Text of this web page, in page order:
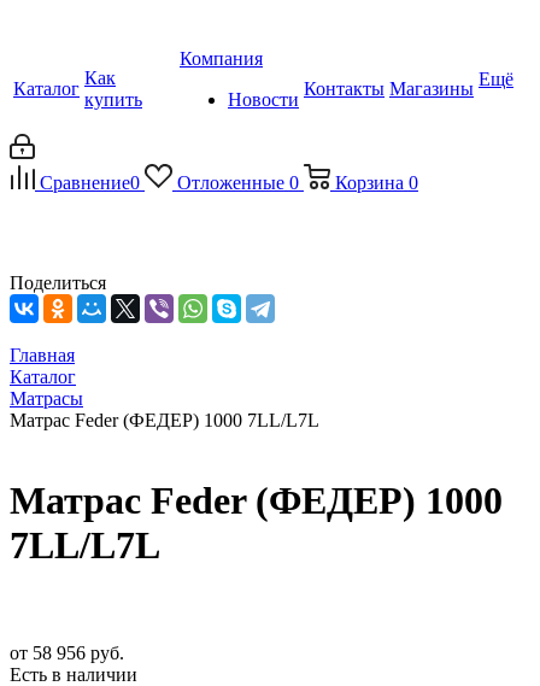
Каталог
Как
купить
Компания
Новости
Контакты Магазины Ещё
Сравнение0 Отложенные 0 Корзина 0
Поделиться
Главная
Каталог
Матрасы
Матрас Feder (ФЕДЕР) 1000 7LL/L7L
Матрас Feder (ФЕДЕР) 1000
7LL/L7L
от 58 956 руб.
Есть в наличии